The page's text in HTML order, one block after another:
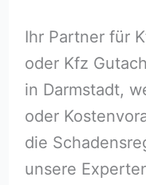
Ihr Partner für
oder Kfz
in Darmstadt,
oder
die
unsere